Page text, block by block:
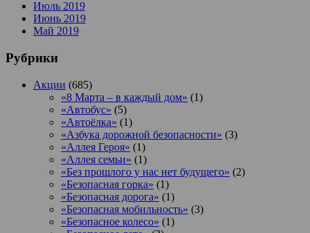
Июль 2019
Июнь 2019
Май 2019
Рубрики
Акции (685)
«8 Марта – в каждый дом» (1)
«Автобус» (5)
«Автоёлка» (1)
«Азбука дорожной безопасности» (3)
«Аллея Героя» (1)
«Аллея семьи» (1)
«Без прошлого у нас нет будущего» (2)
«Безопасная горка» (1)
«Безопасная дорога» (1)
«Безопасная мобильность» (3)
«Безопасное колесо» (1)